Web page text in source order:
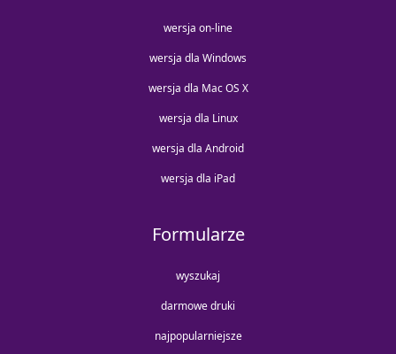
wersja on-line
wersja dla Windows
wersja dla Mac OS X
wersja dla Linux
wersja dla Android
wersja dla iPad
Formularze
wyszukaj
darmowe druki
najpopularniejsze